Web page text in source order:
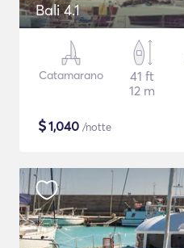
Bali 4.1
Catamarano
41 ft
12 m
$1,040 /notte